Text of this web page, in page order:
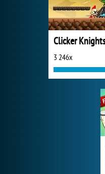
3 246x